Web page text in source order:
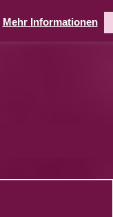
Mehr Informationen